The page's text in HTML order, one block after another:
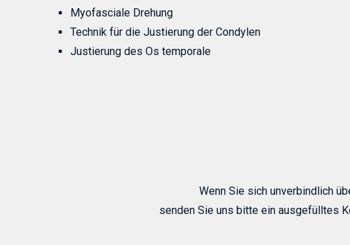
Myofasciale Drehung
Technik für die Justierung der Condylen
Justierung des Os temporale
Wenn Sie sich unverbindlich
senden Sie uns bitte ein ausgefülltes